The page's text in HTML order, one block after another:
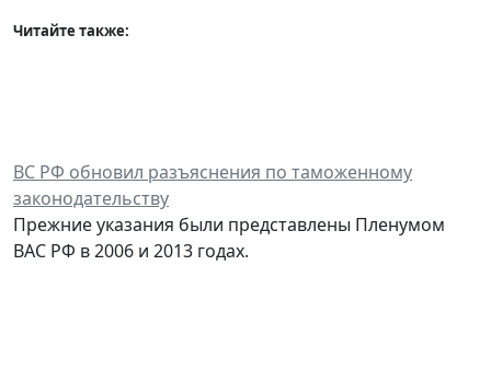
Читайте также:
ВС РФ обновил разъяснения по таможенному
законодательству
Прежние указания были представлены Пленумом
ВАС РФ в 2006 и 2013 годах.